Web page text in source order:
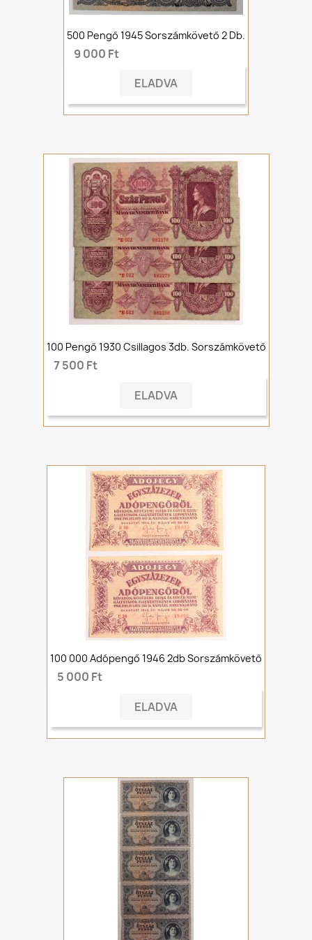
500 Pengő 1945 Sorszámkövető 2 Db.
9 000 Ft
ELADVA
100 Pengő 1930 Csillagos 3db. Sorszámkövető
7 500 Ft
ELADVA
100 000 Adópengő 1946 2db Sorszámkövető
5 000 Ft
ELADVA